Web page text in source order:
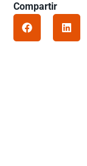
Compartir